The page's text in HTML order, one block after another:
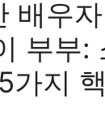
배우
부부:
가지